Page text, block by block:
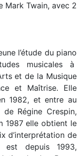
Mark Twain, avec 2
l’étude du piano
musicales à
et de la Musique
et Maîtrise. Elle
1982, et entre au
Régine Crespin,
1987 elle obtient le
d’interprétation de
est depuis 1993,